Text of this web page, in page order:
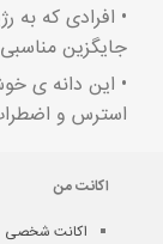
• افرادی که به
جایگزین
• این دانه ی
استرس و
اکانت من
اکانت شخصی